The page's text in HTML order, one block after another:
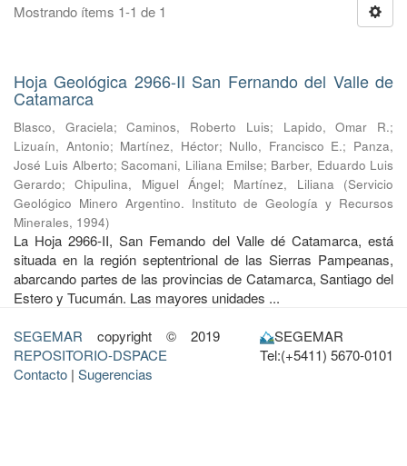
Mostrando ítems 1-1 de 1
Hoja Geológica 2966-II San Fernando del Valle de
Catamarca
Blasco, Graciela;Caminos, Roberto Luis; Lapido, Omar R.;
Lizuaín, Antonio; Martínez, Héctor; Nullo, Francisco E.; Panza,
José Luis Alberto;Sacomani, Liliana Emilse; Barber, Eduardo Luis
Gerardo;Chipulina, Miguel Ángel; Martínez, Liliana (Servicio
Geológico Minero Argentino. Instituto de Geología y Recursos
Minerales, 1994)
La Hoja 2966-II, San Femando del Valle dé Catamarca, está
situada en la región septentrional de las Sierras Pampeanas,
abarcando partes de las provincias de Catamarca, Santiago del
Estero y Tucumán. Las mayores unidades ...
SEGEMAR copyright © 2019
REPOSITORIO-DSPACE
Contacto | Sugerencias
SEGEMAR
Tel:(+5411) 5670-0101